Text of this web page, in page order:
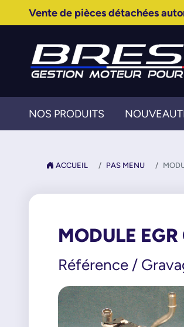
Vente de pièces détachées
NOS PRODUITS
ACCUEIL PAS MENU
MODULE
Référence /